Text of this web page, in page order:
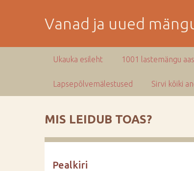
Vanad ja uued
Ukauka esileht 1001 lastemängu
Lapsepõlvemälestused Sirvi kõiki
MIS LEIDUB TOAS?
Pealkiri